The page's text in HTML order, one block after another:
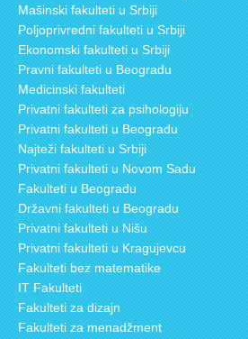
Mašinski fakulteti u Srbiji
Poljoprivredni fakulteti u Srbiji
Ekonomski fakulteti u Srbiji
Pravni fakulteti u Beogradu
Medicinski fakulteti
Privatni fakulteti za psihologiju
Privatni fakulteti u Beogradu
Najteži fakulteti u Srbiji
Privatni fakulteti u Novom Sadu
Fakulteti u Beogradu
Državni fakulteti u Beogradu
Privatni fakulteti u Nišu
Privatni fakulteti u Kragujevcu
Fakulteti bez matematike
IT Fakulteti
Fakulteti za dizajn
Fakulteti za menadžment